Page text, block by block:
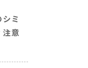
ミ
注意